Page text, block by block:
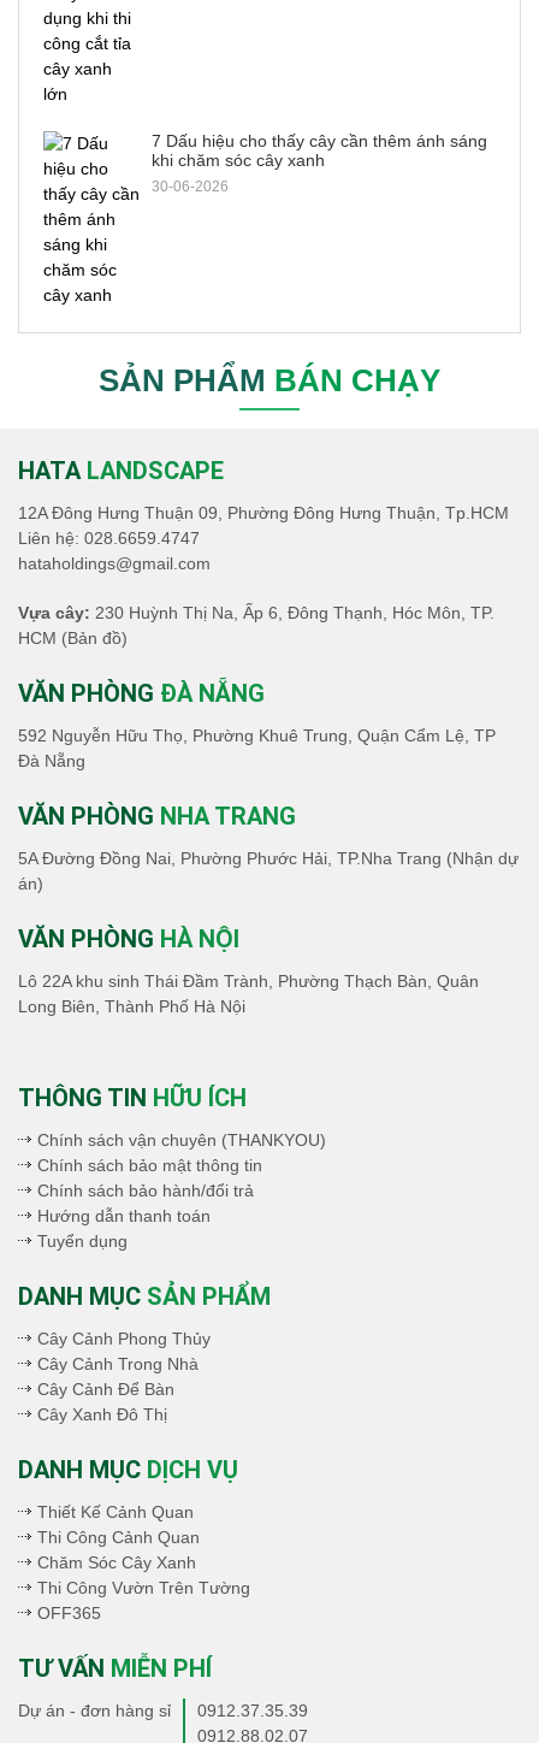
7 Dấu hiệu cho thấy cây cần thêm ánh sáng
khi chăm sóc cây xanh
30-06-2026
SẢN PHẨM BÁN CHẠY
HATA LANDSCAPE
12A Đông Hưng Thuận 09, Phường Đông Hưng Thuận, Tp.HCM
Liên hệ: 028.6659.4747
hataholdings@gmail.com
Vựa cây: 230 Huỳnh Thị Na, Ấp 6, Đông Thạnh, Hóc Môn, TP.
HCM (Bản đồ)
VĂN PHÒNG ĐÀ NẴNG
592 Nguyễn Hữu Thọ, Phường Khuê Trung, Quận Cẩm Lệ, TP
Đà Nẵng
VĂN PHÒNG NHA TRANG
5A Đường Đồng Nai, Phường Phước Hải, TP.Nha Trang (Nhận dự
án)
VĂN PHÒNG HÀ NỘI
Lô 22A khu sinh Thái Đầm Trành, Phường Thạch Bàn, Quân
Long Biên, Thành Phố Hà Nội
THÔNG TIN HỮU ÍCH
Chính sách vận chuyên (THANKYOU)
Chính sách bảo mật thông tin
Chính sách bảo hành/đổi trả
Hướng dẫn thanh toán
Tuyển dụng
DANH MỤC SẢN PHẨM
Cây Cảnh Phong Thủy
Cây Cảnh Trong Nhà
Cây Cảnh Để Bàn
Cây Xanh Đô Thị
DANH MỤC DỊCH VỤ
Thiết Kế Cảnh Quan
Thi Công Cảnh Quan
Chăm Sóc Cây Xanh
Thi Công Vườn Trên Tường
OFF365
TƯ VẤN MIỄN PHÍ
Dự án - đơn hàng sỉ
0912.37.35.39
0912.88.02.07